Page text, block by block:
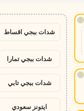
!
!
شدات ببجي اقساط
شدات ببجي تمارا
شدات ببجي تابي
ايتونز سعودي